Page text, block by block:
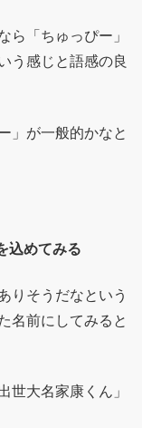
ら「ちゅっぴー」
う感じと語感の良
」が一般的かなと
込めてみる
りそうだなという
名前にしてみると
世大名家康くん」